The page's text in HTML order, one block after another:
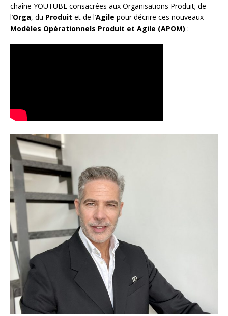
chaîne YOUTUBE consacrées aux Organisations Produit; de
l’Orga, du Produit et de l’Agile pour décrire ces nouveaux
Modèles Opérationnels Produit et Agile (APOM) :